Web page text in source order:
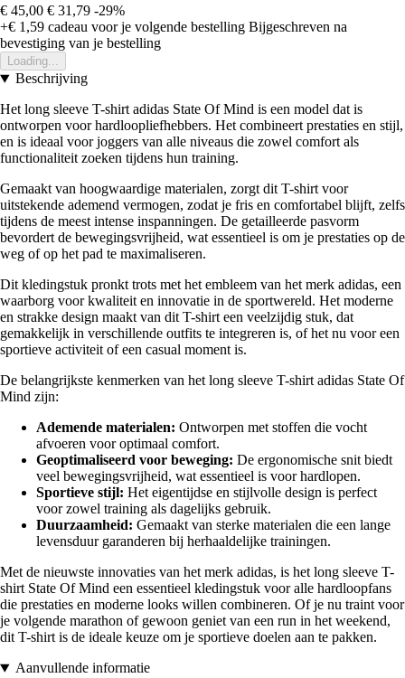
€ 45,00 € 31,79 -29%
+€ 1,59 cadeau voor je volgende bestelling Bijgeschreven na
bevestiging van je bestelling
Loading...
Beschrijving
Het long sleeve T-shirt adidas State Of Mind is een model dat is
ontworpen voor hardloopliefhebbers. Het combineert prestaties en stijl,
en is ideaal voor joggers van alle niveaus die zowel comfort als
functionaliteit zoeken tijdens hun training.
Gemaakt van hoogwaardige materialen, zorgt dit T-shirt voor
uitstekende ademend vermogen, zodat je fris en comfortabel blijft, zelfs
tijdens de meest intense inspanningen. De getailleerde pasvorm
bevordert de bewegingsvrijheid, wat essentieel is om je prestaties op de
weg of op het pad te maximaliseren.
Dit kledingstuk pronkt trots met het embleem van het merk adidas, een
waarborg voor kwaliteit en innovatie in de sportwereld. Het moderne
en strakke design maakt van dit T-shirt een veelzijdig stuk, dat
gemakkelijk in verschillende outfits te integreren is, of het nu voor een
sportieve activiteit of een casual moment is.
De belangrijkste kenmerken van het long sleeve T-shirt adidas State Of
Mind zijn:
Ademende materialen: Ontworpen met stoffen die vocht
afvoeren voor optimaal comfort.
Geoptimaliseerd voor beweging: De ergonomische snit biedt
veel bewegingsvrijheid, wat essentieel is voor hardlopen.
Sportieve stijl: Het eigentijdse en stijlvolle design is perfect
voor zowel training als dagelijks gebruik.
Duurzaamheid: Gemaakt van sterke materialen die een lange
levensduur garanderen bij herhaaldelijke trainingen.
Met de nieuwste innovaties van het merk adidas, is het long sleeve T-
shirt State Of Mind een essentieel kledingstuk voor alle hardloopfans
die prestaties en moderne looks willen combineren. Of je nu traint voor
je volgende marathon of gewoon geniet van een run in het weekend,
dit T-shirt is de ideale keuze om je sportieve doelen aan te pakken.
Aanvullende informatie